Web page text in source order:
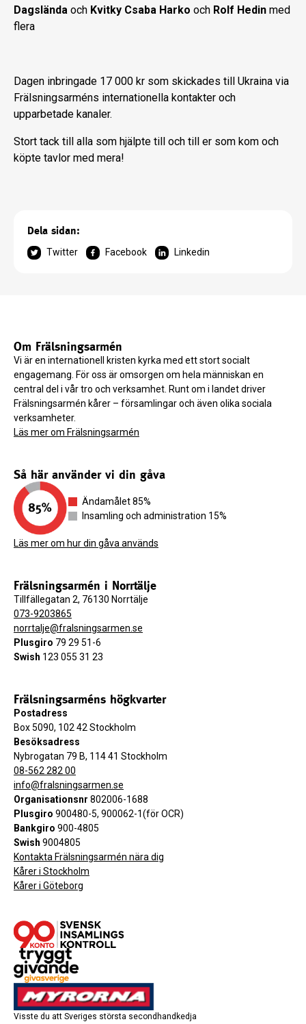
Dagslända och Kvitky Csaba Harko och Rolf Hedin med
flera
Dagen inbringade 17 000 kr som skickades till Ukraina via
Frälsningsarméns internationella kontakter och
upparbetade kanaler.
Stort tack till alla som hjälpte till och till er som kom och
köpte tavlor med mera!
Dela sidan:
Twitter Facebook Linkedin
Om Frälsningsarmén
Vi är en internationell kristen kyrka med ett stort socialt
engagemang. För oss är omsorgen om hela människan en
central del i vår tro och verksamhet. Runt om i landet driver
Frälsningsarmén kårer – församlingar och även olika sociala
verksamheter.
Läs mer om Frälsningsarmén
Så här använder vi din gåva
Ändamålet 85%
Insamling och administration 15%
Läs mer om hur din gåva används
Frälsningsarmén i Norrtälje
Tillfällegatan 2, 76130 Norrtälje
073-9203865
norrtalje@fralsningsarmen.se
Plusgiro 79 29 51-6
Swish 123 055 31 23
Frälsningsarméns högkvarter
Postadress
Box 5090, 102 42 Stockholm
Besöksadress
Nybrogatan 79 B, 114 41 Stockholm
08-562 282 00
info@fralsningsarmen.se
Organisationsnr 802006-1688
Plusgiro 900480-5, 900062-1(för OCR)
Bankgiro 900-4805
Swish 9004805
Kontakta Frälsningsarmén nära dig
Kårer i Stockholm
Kårer i Göteborg
Visste du att Sveriges största secondhandkedja